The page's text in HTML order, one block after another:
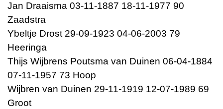
Jan Draaisma 03-11-1887 18-11-1977 90
Zaadstra
Ybeltje Drost 29-09-1923 04-06-2003 79
Heeringa
Thijs Wijbrens Poutsma van Duinen 06-04-1884
07-11-1957 73 Hoop
Wijbren van Duinen 29-11-1919 12-07-1989 69
Groot